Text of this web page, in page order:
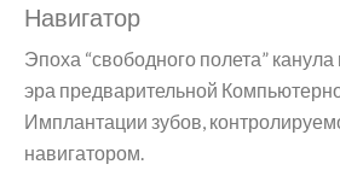
Навигатор
Эпоха “свободного полета” канула
эра предварительной
Имплантации зубов,
навигатором.